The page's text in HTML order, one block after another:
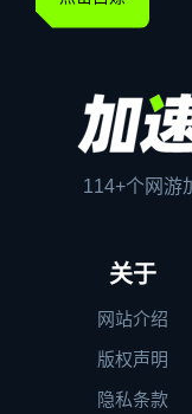
114+个网游
关于
网站介绍
版权声明
隐私条款